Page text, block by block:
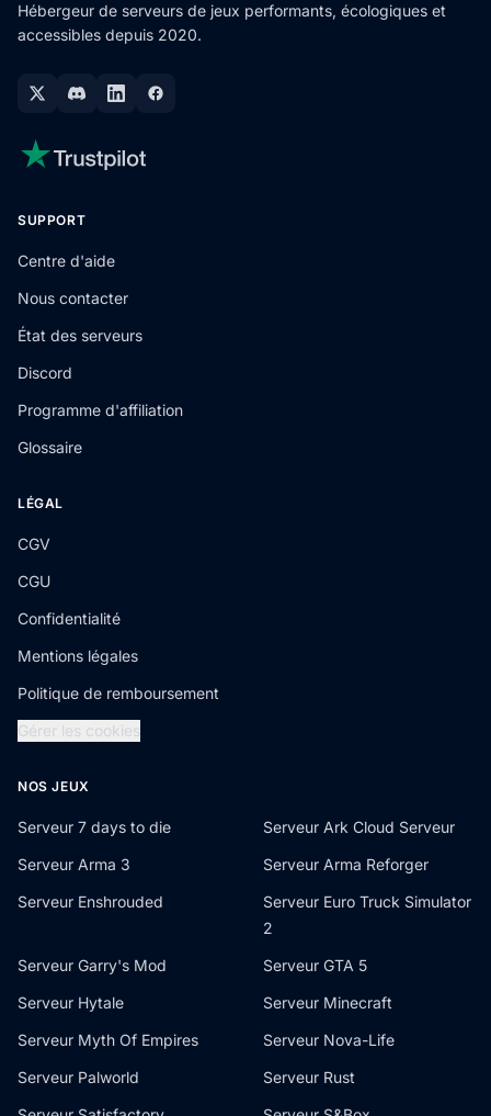
Hébergeur de serveurs de jeux performants, écologiques et
accessibles depuis 2020.
SUPPORT
Centre d'aide
Nous contacter
État des serveurs
Discord
Programme d'affiliation
Glossaire
LÉGAL
CGV
CGU
Confidentialité
Mentions légales
Politique de remboursement
Gérer les cookies
NOS JEUX
Serveur 7 days to die
Serveur Ark Cloud Serveur
Serveur Arma 3
Serveur Arma Reforger
Serveur Enshrouded
Serveur Euro Truck Simulator
2
Serveur Garry's Mod
Serveur GTA 5
Serveur Hytale
Serveur Minecraft
Serveur Myth Of Empires
Serveur Nova-Life
Serveur Palworld
Serveur Rust